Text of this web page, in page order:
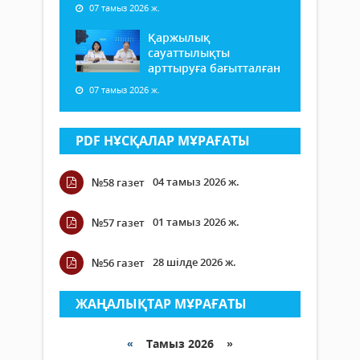
07 тамыз 2026 ж.
Қаржылық
сауаттылықты
арттыруға бағытталған
07 тамыз 2026 ж.
PDF НҰСҚАЛАР МҰРАҒАТЫ
№58 газет 04 тамыз 2026 ж.
№57 газет 01 тамыз 2026 ж.
№56 газет 28 шілде 2026 ж.
ЖАҢАЛЫҚТАР МҰРАҒАТЫ
« Тамыз 2026 »